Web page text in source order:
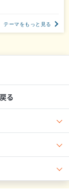
テーマをもっと見る
る